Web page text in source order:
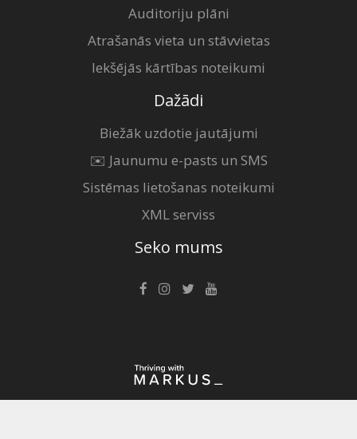
Auditoriju plāni
Atrašanās vieta un stāvvietas
Iekšējās kārtības noteikumi
Dažādi
Biežāk uzdotie jautājumi
✉️ Jaunumu e-pasts un SMS
Sistēmas lietošanas noteikumi
XML serviss
Seko mums